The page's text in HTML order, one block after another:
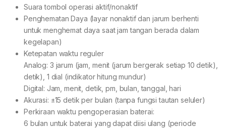
Suara tombol operasi aktif/nonaktif
Penghematan Daya (layar nonaktif dan jarum berhenti
untuk menghemat daya saat jam tangan berada dalam
kegelapan)
Ketepatan waktu reguler
Analog: 3 jarum (jam, menit (jarum bergerak setiap 10 detik),
detik), 1 dial (indikator hitung mundur)
Digital: Jam, menit, detik, pm, bulan, tanggal, hari
Akurasi: ±15 detik per bulan (tanpa fungsi tautan seluler)
Perkiraan waktu pengoperasian baterai:
6 bulan untuk baterai yang dapat diisi ulang (periode